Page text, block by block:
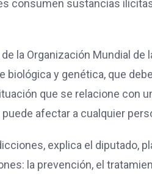
consumen sustancias
la Organización Mundial de
y genética, que
que se relacione con
afectar a cualquier
explica el diputado,
la prevención, el